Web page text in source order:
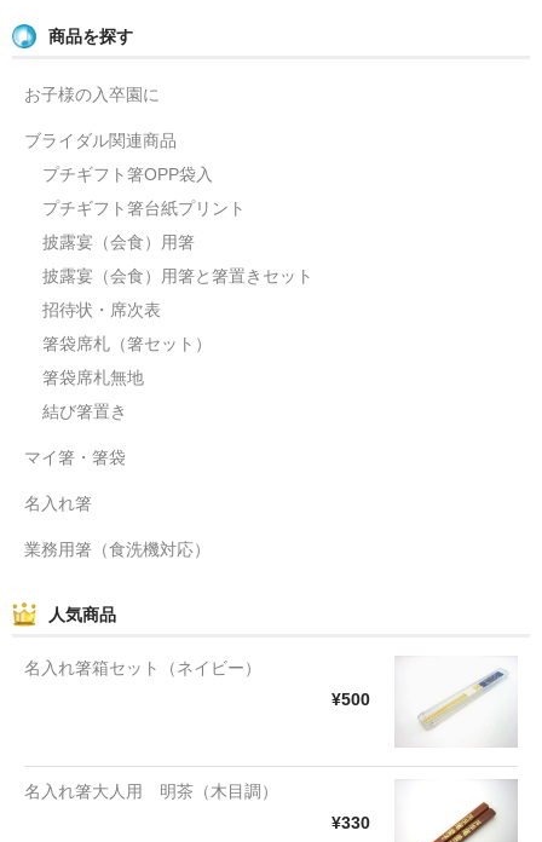
商品を探す
お子様の入卒園に
ブライダル関連商品
プチギフト箸OPP袋入
プチギフト箸台紙プリント
披露宴（会食）用箸
披露宴（会食）用箸と箸置きセット
招待状・席次表
箸袋席札（箸セット）
箸袋席札無地
結び箸置き
マイ箸・箸袋
名入れ箸
業務用箸（食洗機対応）
人気商品
名入れ箸箱セット（ネイビー）
¥500
名入れ箸大人用 明茶（木目調）
¥330